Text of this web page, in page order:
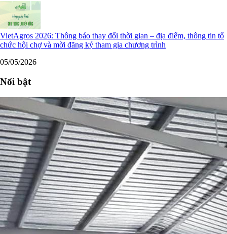
VietAgros 2026: Thông báo thay đổi thời gian – địa điểm, thông tin tổ
chức hội chợ và mời đăng ký tham gia chương trình
05/05/2026
Nổi bật